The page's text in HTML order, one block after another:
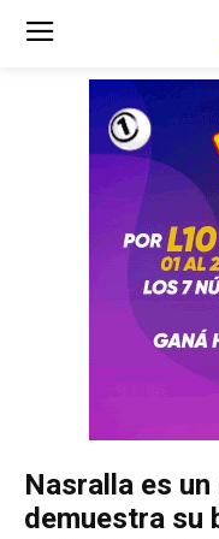
Partidos Políticos
Partido Liberal
Unificación
Anticorrupción
Partidos Políticos
Partido Liberal
Unificación
Anticorrupción
Nasralla es
demuestra su